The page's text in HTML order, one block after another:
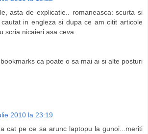
asta de explicatie.. romaneasca: scurta si
in engleza si dupa ce am citit articole
scria nicaieri asa ceva.
ca poate o sa mai ai si alte posturi
2010 la 23:19
cat pe ce sa arunc laptopu la gunoi...meriti